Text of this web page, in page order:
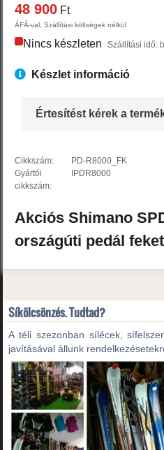
48 900 Ft
ÁFÁ-val, Szállítási költségek nélkül
Nincs készleten Szállítási idő:
Készlet információ
Értesítést kérek a
Cikkszám:
PD-R8000_FK
Gyártói
cikkszám:
IPDR8000
AkciósShimano
országúti pedál
Síkölcsönzés. Tudtad?
A téli szezonban sílécek,
javításával állunk